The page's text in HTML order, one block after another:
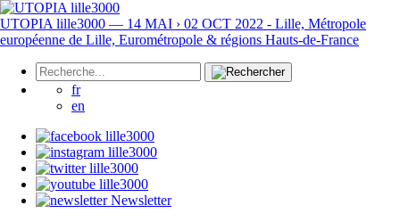
UTOPIA lille3000 — 14 MAI › 02 OCT 2022 - Lille, Métropole
européenne de Lille, Eurométropole & régions Hauts-de-France
fr
en
Newsletter